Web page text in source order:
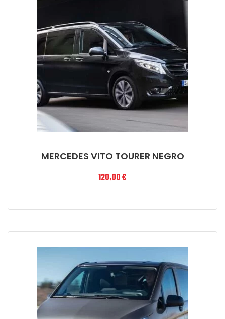
MERCEDES VITO TOURER NEGRO
120,00€